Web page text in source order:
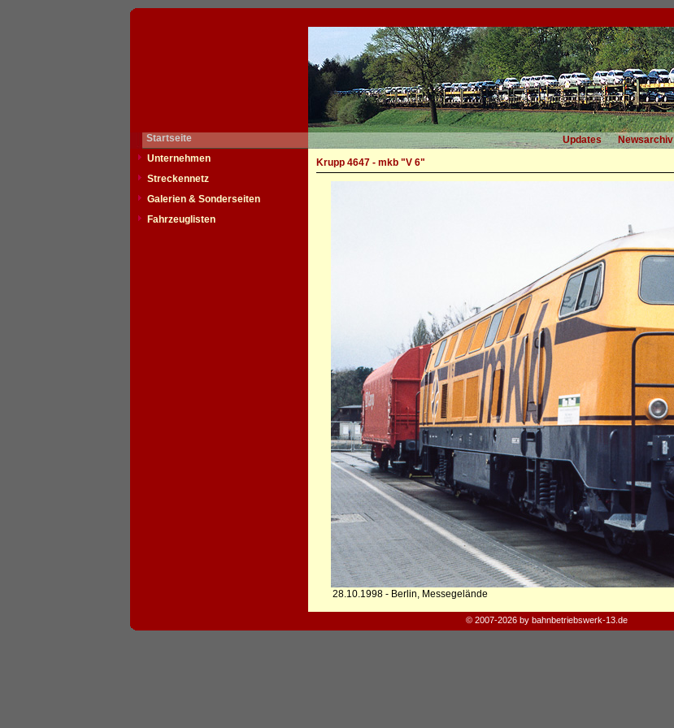
Startseite Updates Newsarchiv
Unternehmen
Streckennetz
Galerien & Sonderseiten
Fahrzeuglisten
Krupp 4647 - mkb "V 6"
28.10.1998 - Berlin, Messegelände
© 2007-2026 by bahnbetriebswerk-13.de